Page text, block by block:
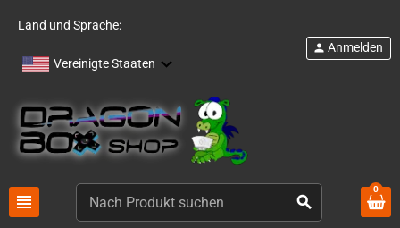
Land und Sprache:
Vereinigte Staaten
view_headline search
person Anmelden
0